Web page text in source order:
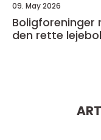
09. May 2026
Boligforeninger
den rette